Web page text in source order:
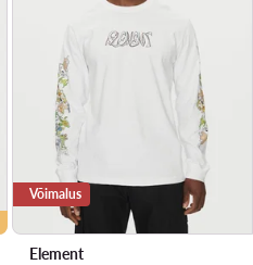
Võimalus
Element